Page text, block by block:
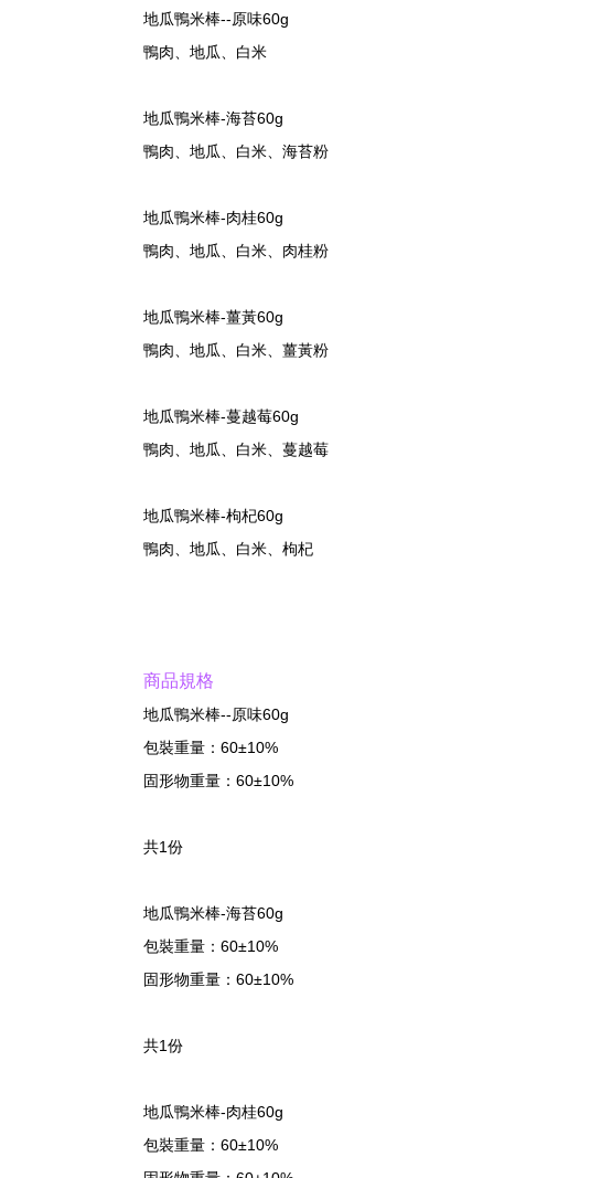
地瓜鴨米棒--原味60g
鴨肉、地瓜、白米
地瓜鴨米棒-海苔60g
鴨肉、地瓜、白米、海苔粉
地瓜鴨米棒-肉桂60g
鴨肉、地瓜、白米、肉桂粉
地瓜鴨米棒-薑黃60g
鴨肉、地瓜、白米、薑黃粉
地瓜鴨米棒-蔓越莓60g
鴨肉、地瓜、白米、蔓越莓
地瓜鴨米棒-枸杞60g
鴨肉、地瓜、白米、枸杞
商品規格
地瓜鴨米棒--原味60g
包裝重量：60±10%
固形物重量：60±10%
共1份
地瓜鴨米棒-海苔60g
包裝重量：60±10%
固形物重量：60±10%
共1份
地瓜鴨米棒-肉桂60g
包裝重量：60±10%